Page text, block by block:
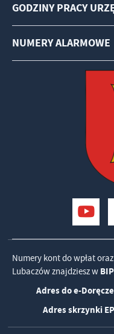
GODZINY PRACY
NUMERY ALARMOWE
Numery kont do wpłat
Lubaczów znajdziesz w BIP
Adres do e-
Adres skrzynki